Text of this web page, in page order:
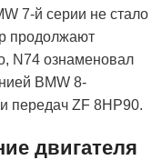
7-й серии не стало
продолжают
N74 ознаменовал
BMW 8-
передач ZF 8HP90.
двигателя